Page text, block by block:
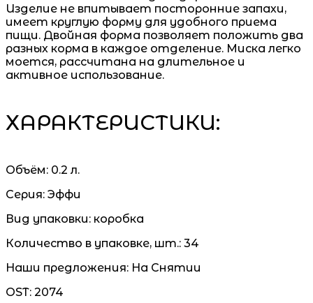
Изделие не впитывает посторонние запахи,
имеет круглую форму для удобного приема
пищи. Двойная форма позволяет положить два
разных корма в каждое отделение. Миска легко
моется, рассчитана на длительное и
активное использование.
ХАРАКТЕРИСТИКИ:
Объём: 0.2 л.
Серия: Эффи
Вид упаковки: коробка
Количество в упаковке, шт.: 34
Наши предложения: На Снятии
OST: 2074